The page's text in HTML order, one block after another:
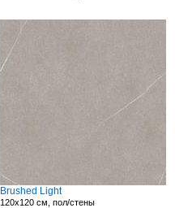
Brushed Light
120x120 см, пол/стены